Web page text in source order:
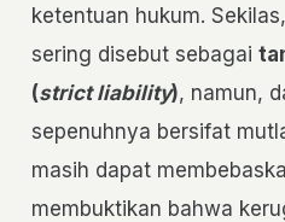
ketentuan hukum.
sering disebut sebagai
(strict liability), namun,
sepenuhnya bersifat
masih dapat
membuktikan bahwa